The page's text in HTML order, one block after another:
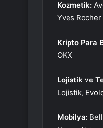
Kozmetik:
Yves Rocher
Kripto Para
OKX
Lojistik ve
Lojistik,
Mobilya: